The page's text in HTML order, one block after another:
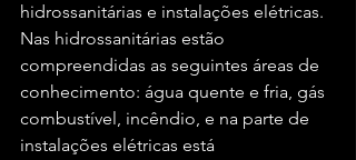
hidrossanitárias e instalações elétricas.
Nas hidrossanitárias estão
compreendidas as seguintes áreas de
conhecimento: água quente e fria, gás
combustível, incêndio, e na parte de
instalações elétricas está